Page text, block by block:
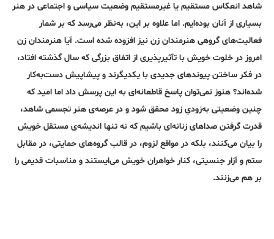
شاهد انعکاس مستقیم یا غیرمستقیم وضعیت سیاسی و اجتماعی در هنر
بسیاری از آنان بوده‌ایم. اما علاوه‌ بر این، به‌نظر می‌رسد که بر شمار
فعالیت‌های گروهی هنرمندان زن نیز افزوده شده است. آیا هنرمندان زن
امروز در خلوت خویش با تآثیرپذیری از اتفاق بزرگی که سال گذشته افتاد،
در فکر ساختن پیوندهای جدیدی با یکدیگرند و پیشاپیش دست‌به‌کار
شده‌اند؟ هنوز نمی‌توان پاسخ قاطعانه‌ای به این پرسش داد اما امید که
چنین وضعیتی به‌زودیِ زود محقق شود و در عرصه‌ی هنر تجسمی شاهد،
قدرت گرفتن صداهای زنانه‌ای باشیم که نه تنها اندیشه‌ی مستقل خویش
را بیان می‌کنند، بلکه در مواقع لزوم، در قالب گروه‌های حمایتی، در مقابل
ستم و آزار جنسیتی، کنار خواهران خویش می‌ایستند و مناسبات قدیمی را
بر هم می‌زنند.